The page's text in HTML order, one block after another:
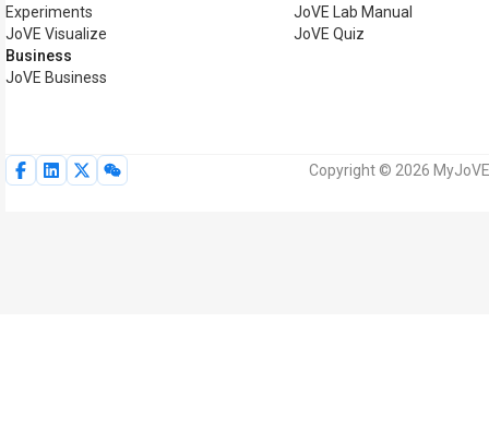
Experiments
JoVE Visualize
Business
JoVE Business
JoVE Lab Manual
JoVE Quiz
Copyright © 2026